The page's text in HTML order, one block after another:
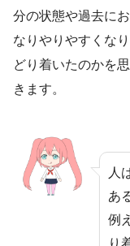
分の状態や過去に
なりやりやすくな
どり着いたのかを
きます。
人
あ
例